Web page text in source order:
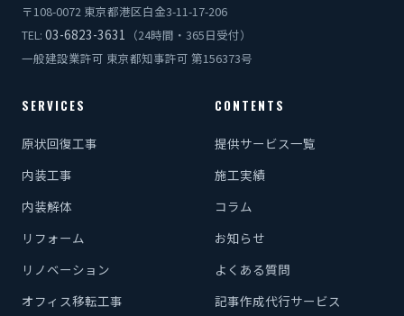
〒108-0072 東京都港区白金3-11-17-206
TEL: 03-6823-3631
（24時間・365日受付）
一般建設業許可 東京都知事許可 第156373号
SERVICES
原状回復工事
内装工事
内装解体
リフォーム
リノベーション
オフィス移転工事
CONTENTS
提供サービス一覧
施工実績
コラム
お知らせ
よくある質問
記事作成代行サービス